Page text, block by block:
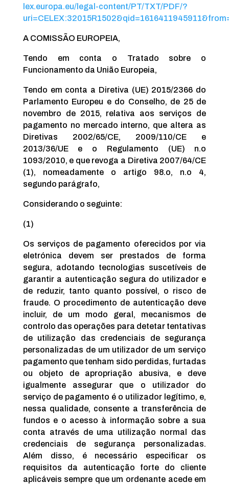
lex.europa.eu/legal-content/PT/TXT/PDF/?
A COMISSÃO EUROPEIA,
Tendo em conta o Tratado sobre o
Funcionamento da União Europeia,
Tendo em conta a Diretiva (UE) 2015/2366 do
Parlamento Europeu e do Conselho, de 25 de
novembro de 2015, relativa aos serviços de
pagamento no mercado interno, que altera as
Diretivas 2002/65/CE, 2009/110/CE e
2013/36/UE e o Regulamento (UE) n.o
1093/2010, e que revoga a Diretiva 2007/64/CE
(1), nomeadamente o artigo 98.o, n.o 4,
segundo parágrafo,
Considerando o seguinte:
(1)
Os serviços de pagamento oferecidos por via
eletrónica devem ser prestados de forma
segura, adotando tecnologias suscetíveis de
garantir a autenticação segura do utilizador e
de reduzir, tanto quanto possível, o risco de
fraude. O procedimento de autenticação deve
incluir, de um modo geral, mecanismos de
controlo das operações para detetar tentativas
de utilização das credenciais de segurança
personalizadas de um utilizador de um serviço
pagamento que tenham sido perdidas, furtadas
ou objeto de apropriação abusiva, e deve
igualmente assegurar que o utilizador do
serviço de pagamento é o utilizador legítimo, e,
nessa qualidade, consente a transferência de
fundos e o acesso à informação sobre a sua
conta através de uma utilização normal das
credenciais de segurança personalizadas.
Além disso, é necessário especificar os
requisitos da autenticação forte do cliente
aplicáveis sempre que um ordenante acede em